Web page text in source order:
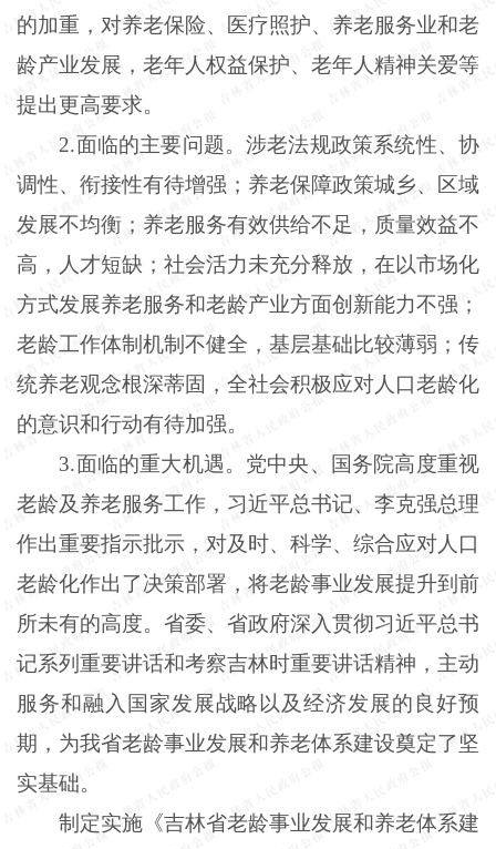
的加重，对养老保险、医疗照护、养老服务业和老
龄产业发展，老年人权益保护、老年人精神关爱等
提出更高要求。
2.面临的主要问题。涉老法规政策系统性、协
调性、衔接性有待增强；养老保障政策城乡、区域
发展不均衡；养老服务有效供给不足，质量效益不
高，人才短缺；社会活力未充分释放，在以市场化
方式发展养老服务和老龄产业方面创新能力不强；
老龄工作体制机制不健全，基层基础比较薄弱；传
统养老观念根深蒂固，全社会积极应对人口老龄化
的意识和行动有待加强。
3.面临的重大机遇。党中央、国务院高度重视
老龄及养老服务工作，习近平总书记、李克强总理
作出重要指示批示，对及时、科学、综合应对人口
老龄化作出了决策部署，将老龄事业发展提升到前
所未有的高度。省委、省政府深入贯彻习近平总书
记系列重要讲话和考察吉林时重要讲话精神，主动
服务和融入国家发展战略以及经济发展的良好预
期，为我省老龄事业发展和养老体系建设奠定了坚
实基础。
制定实施《吉林省老龄事业发展和养老体系建